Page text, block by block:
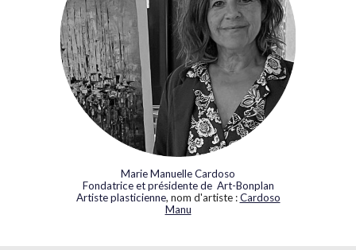
Marie Manuelle Cardoso
Fondatrice et présidente de Art-Bonplan
Artiste plasticienne, nom d'artiste :Cardoso
Manu